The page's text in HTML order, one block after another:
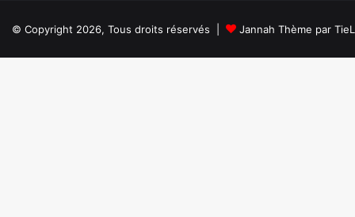
© Copyright 2026, Tous droits réservés | Jannah Thème par